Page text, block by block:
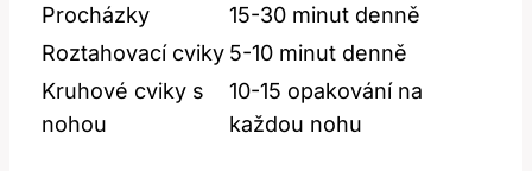
Procházky
15-30 minut denně
Roztahovací cviky 5-10 minut denně
Kruhové cviky s
nohou
10-15 opakování na
každou nohu